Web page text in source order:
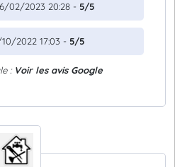
02/2023 20:28 - 5/5
2022 17:03 - 5/5
: Voir les avis Google